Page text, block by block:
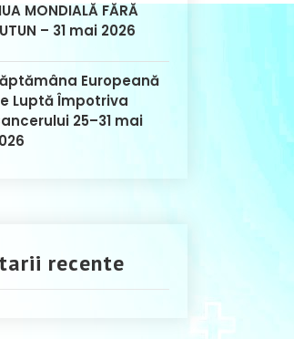
MONDIALĂ FĂRĂ
– 31 mai 2026
Europeană
Luptă Împotriva
25–31 mai
recente